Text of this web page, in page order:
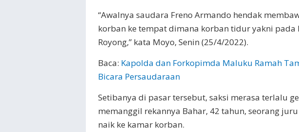
“Awalnya saudara Freno Armando hendak
korban ke tempat dimana korban tidur yakni pada
Royong,” kata Moyo, Senin (25/4/2022).
Baca: Kapolda dan Forkopimda Maluku Ramah
Bicara Persaudaraan
Setibanya di pasar tersebut, saksi merasa terlalu
memanggil rekannya Bahar, 42 tahun, seorang
naik ke kamar korban.